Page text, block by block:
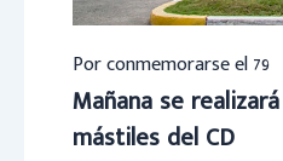
Por conmemorarse el
Mañana se
mástiles del CD